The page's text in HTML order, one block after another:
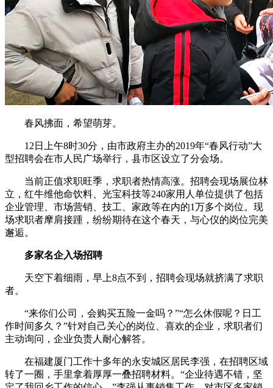
春风拂面，希望萌芽。
12日上午8时30分，由市政府主办的2019年“春风行动”大
型招聘会在市人民广场举行，县市区设立了分会场。
当前正值求职旺季，求职者热情高涨。招聘会现场展位林
立，红牛维他命饮料、光宝科技等240家用人单位提供了包括
企业管理、市场营销、技工、家政等在内的1万多个岗位。现
场求职者摩肩接踵，纷纷期待在这个春天，与心仪的岗位完美
邂逅。
多家名企入场招聘
天空下着细雨，早上8点不到，招聘会现场就挤满了求职
者。
“来你们公司，会购买五险一金吗？”“怎么休假呢？日工
作时间多久？”针对自己关心的岗位、喜欢的企业，求职者们
主动询问，企业负责人耐心解答。
在福建厦门工作十多年的永安城区居民李强，在招聘区域
转了一圈，手里拿着厚厚一叠招聘材料。“企业待遇不错，坚